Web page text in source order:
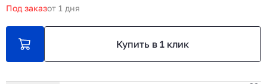
Под заказот 1 дня
Купить в 1 клик